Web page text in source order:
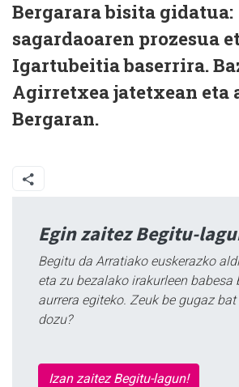
Bergarara bisita gidatua:
sagardaoaren prozesua
Igartubeitia baserrira.
Agirretxea jatetxean eta
Bergaran.
Egin zaitez Begitu-
Begitu da Arratiako euskerazko
eta zu bezalako irakurleen babesa
aurrera egiteko. Zeuk be gugaz
dozu?
Izan zaitez Begitu-lagun!